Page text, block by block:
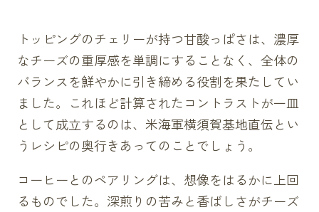
トッピングのチェリーが持つ甘酸っぱさは、濃厚
なチーズの重厚感を単調にすることなく、全体の
バランスを鮮やかに引き締める役割を果たしてい
ました。これほど計算されたコントラストが一皿
として成立するのは、米海軍横須賀基地直伝とい
うレシピの奥行きあってのことでしょう。
コーヒーとのペアリングは、想像をはるかに上回
るものでした。深煎りの苦みと香ばしさがチーズ